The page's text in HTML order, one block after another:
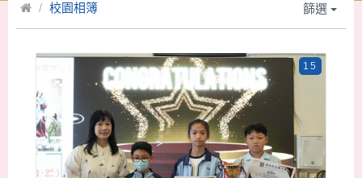
校園相簿 篩選
15